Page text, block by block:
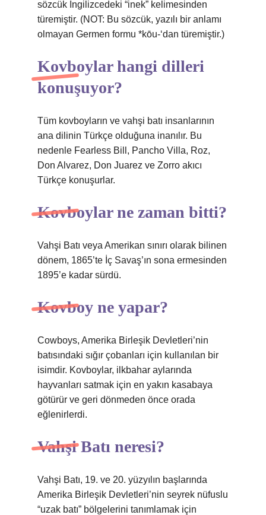
sözcük İngilizcedeki “inek” kelimesinden
türemiştir. (NOT: Bu sözcük, yazılı bir anlamı
olmayan Germen formu *kōu-‘dan türemiştir.)
Kovboylar hangi dilleri
konuşuyor?
Tüm kovboyların ve vahşi batı insanlarının
ana dilinin Türkçe olduğuna inanılır. Bu
nedenle Fearless Bill, Pancho Villa, Roz,
Don Alvarez, Don Juarez ve Zorro akıcı
Türkçe konuşurlar.
Kovboylar ne zaman bitti?
Vahşi Batı veya Amerikan sınırı olarak bilinen
dönem, 1865’te İç Savaş’ın sona ermesinden
1895’e kadar sürdü.
Kovboy ne yapar?
Cowboys, Amerika Birleşik Devletleri’nin
batısındaki sığır çobanları için kullanılan bir
isimdir. Kovboylar, ilkbahar aylarında
hayvanları satmak için en yakın kasabaya
götürür ve geri dönmeden önce orada
eğlenirlerdi.
Vahşi Batı neresi?
Vahşi Batı, 19. ve 20. yüzyılın başlarında
Amerika Birleşik Devletleri’nin seyrek nüfuslu
“uzak batı” bölgelerini tanımlamak için